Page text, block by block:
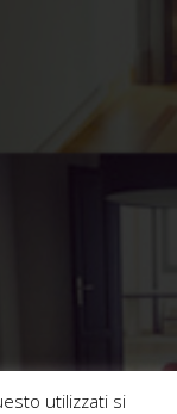
utilizzati si